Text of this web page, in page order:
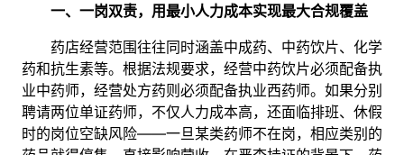
一、一岗双责，用最小人力成本实现最大合规覆盖
药店经营范围往往同时涵盖中成药、中药饮片、化学
药和抗生素等。根据法规要求，经营中药饮片必须配备执
业中药师，经营处方药则必须配备执业西药师。如果分别
聘请两位单证药师，不仅人力成本高，还面临排班、休假
时的岗位空缺风险——一旦某类药师不在岗，相应类别的